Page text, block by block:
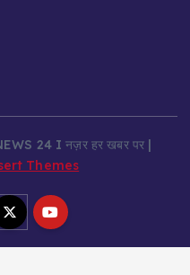
24 I नज़र हर खबर पर |
Themes